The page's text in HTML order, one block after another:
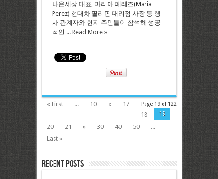
나은세상 대표, 마리아 페레즈(Maria
Perez) 현대차 필리핀 대리점 사장 등 행
사 관계자와 현지 주민들이 참석해 성공
적인 ... Read More »
Page 19 of 122
« First ... 10 «
17
18
19
20
21 » 30 40 50
...
Last »
Recent Posts